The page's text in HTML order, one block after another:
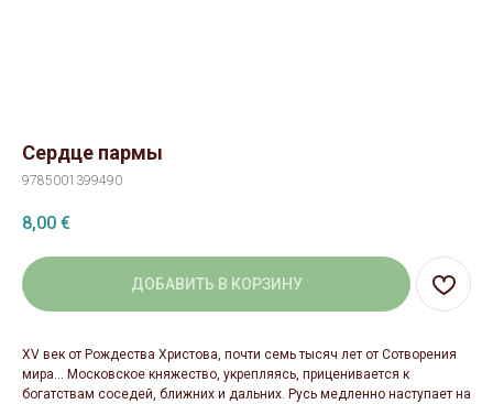
Сердце пармы
9785001399490
8,00 €
ДОБАВИТЬ В КОРЗИНУ
XV век от Рождества Христова, почти семь тысяч лет от Сотворения
мира... Московское княжество, укрепляясь, приценивается к
богатствам соседей, ближних и дальних. Русь медленно наступает на